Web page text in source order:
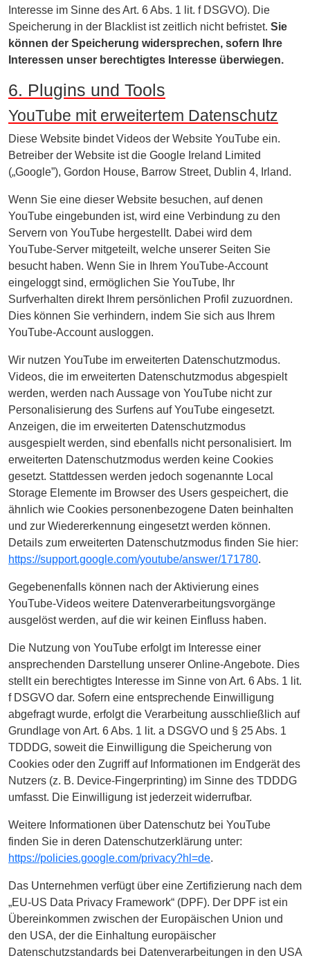
Interesse im Sinne des Art. 6 Abs. 1 lit. f DSGVO). Die
Speicherung in der Blacklist ist zeitlich nicht befristet. Sie
können der Speicherung widersprechen, sofern Ihre
Interessen unser berechtigtes Interesse überwiegen.
6. Plugins und Tools
YouTube mit erweitertem Datenschutz
Diese Website bindet Videos der Website YouTube ein.
Betreiber der Website ist die Google Ireland Limited
(„Google”), Gordon House, Barrow Street, Dublin 4, Irland.
Wenn Sie eine dieser Website besuchen, auf denen
YouTube eingebunden ist, wird eine Verbindung zu den
Servern von YouTube hergestellt. Dabei wird dem
YouTube-Server mitgeteilt, welche unserer Seiten Sie
besucht haben. Wenn Sie in Ihrem YouTube-Account
eingeloggt sind, ermöglichen Sie YouTube, Ihr
Surfverhalten direkt Ihrem persönlichen Profil zuzuordnen.
Dies können Sie verhindern, indem Sie sich aus Ihrem
YouTube-Account ausloggen.
Wir nutzen YouTube im erweiterten Datenschutzmodus.
Videos, die im erweiterten Datenschutzmodus abgespielt
werden, werden nach Aussage von YouTube nicht zur
Personalisierung des Surfens auf YouTube eingesetzt.
Anzeigen, die im erweiterten Datenschutzmodus
ausgespielt werden, sind ebenfalls nicht personalisiert. Im
erweiterten Datenschutzmodus werden keine Cookies
gesetzt. Stattdessen werden jedoch sogenannte Local
Storage Elemente im Browser des Users gespeichert, die
ähnlich wie Cookies personenbezogene Daten beinhalten
und zur Wiedererkennung eingesetzt werden können.
Details zum erweiterten Datenschutzmodus finden Sie hier:
https://support.google.com/youtube/answer/171780.
Gegebenenfalls können nach der Aktivierung eines
YouTube-Videos weitere Datenverarbeitungsvorgänge
ausgelöst werden, auf die wir keinen Einfluss haben.
Die Nutzung von YouTube erfolgt im Interesse einer
ansprechenden Darstellung unserer Online-Angebote. Dies
stellt ein berechtigtes Interesse im Sinne von Art. 6 Abs. 1 lit.
f DSGVO dar. Sofern eine entsprechende Einwilligung
abgefragt wurde, erfolgt die Verarbeitung ausschließlich auf
Grundlage von Art. 6 Abs. 1 lit. a DSGVO und § 25 Abs. 1
TDDDG, soweit die Einwilligung die Speicherung von
Cookies oder den Zugriff auf Informationen im Endgerät des
Nutzers (z. B. Device-Fingerprinting) im Sinne des TDDDG
umfasst. Die Einwilligung ist jederzeit widerrufbar.
Weitere Informationen über Datenschutz bei YouTube
finden Sie in deren Datenschutzerklärung unter:
https://policies.google.com/privacy?hl=de.
Das Unternehmen verfügt über eine Zertifizierung nach dem
„EU-US Data Privacy Framework“ (DPF). Der DPF ist ein
Übereinkommen zwischen der Europäischen Union und
den USA, der die Einhaltung europäischer
Datenschutzstandards bei Datenverarbeitungen in den USA